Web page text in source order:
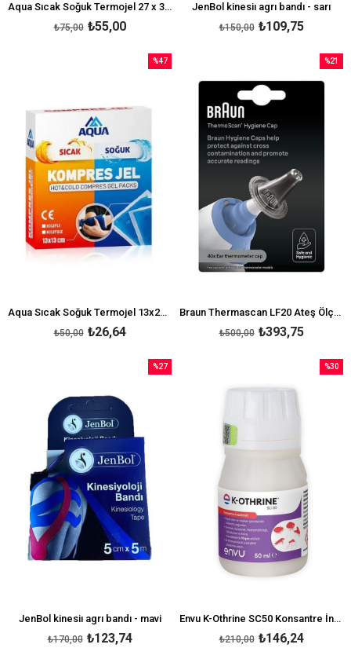
Aqua Sıcak Soğuk Termojel 27 x 35 cm
₺55,00
₺75,00
JenBol kinesiı agrı bandı - sarı
₺109,75
₺150,00
Aqua Sıcak Soğuk Termojel 13x26 cm
₺26,64
₺50,00
%47
Braun Thermascan LF20 Ateş Ölçer Yedek Filtre
₺393,75
₺500,00
%21
JenBol kinesiı agrı bandı - mavi
₺123,74
₺170,00
%27
Envu K-Othrine SC50 Konsantre İnsektisit 50 ml
₺146,24
₺210,00
%30